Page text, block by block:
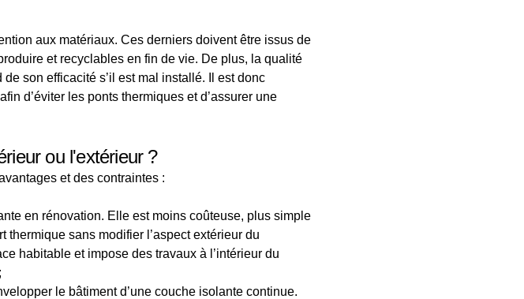
aux matériaux. Ces derniers doivent être issus de
et recyclables en fin de vie. De plus, la qualité
son efficacité s’il est mal installé. Il est donc
d’éviter les ponts thermiques et d’assurer une
ou l'extérieur ?
et des contraintes :
en rénovation. Elle est moins coûteuse, plus simple
sans modifier l’aspect extérieur du
habitable et impose des travaux à l’intérieur du
le bâtiment d’une couche isolante continue.